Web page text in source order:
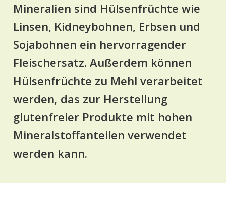
Mineralien sind Hülsenfrüchte wie
Linsen, Kidneybohnen, Erbsen und
Sojabohnen ein hervorragender
Fleischersatz. Außerdem können
Hülsenfrüchte zu Mehl verarbeitet
werden, das zur Herstellung
glutenfreier Produkte mit hohen
Mineralstoffanteilen verwendet
werden kann.